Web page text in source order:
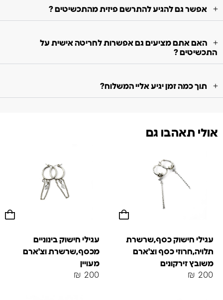
אפשר גם להגיע להתרשם פיזית מהתכשיטים ?
האם אתם מציעים גם אפשרות לחריטה אישית על
התכשיטים ?
תוך כמה זמן יגיע אליי המשלוח?
אולי תאהבו גם
עגילי חישוק כסף,שרשרת
תלויה,חרוזי כסף וצ'ארם
משובץ זירקונים
₪ 200
עגילי חישוק בינוניים
מכסף,שרשרת וצ'ארם
מעויין
₪ 200